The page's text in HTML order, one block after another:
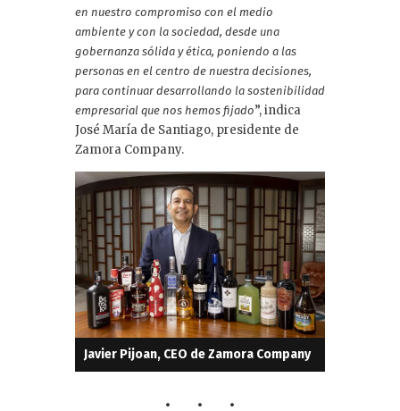
en nuestro compromiso con el medio
ambiente y con la sociedad, desde una
gobernanza sólida y ética, poniendo a las
personas en el centro de nuestra decisiones,
para continuar desarrollando la sostenibilidad
empresarial que nos hemos fijado”, indica
José María de Santiago, presidente de
Zamora Company.
Javier Pijoan, CEO de Zamora Company